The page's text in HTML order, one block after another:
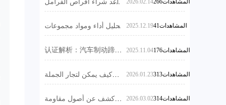
تأكيد الطلب.
سلامة نظام الفرامل
قواعد شراء أقراص الفرامل
للسيارات النقالة عالية
شامل للمواد والتقنيات
والشهادات
2026.02.14 266المشاهدات
تحليل أداء ومواد مجموعات
الفرامل: دليل اختيار مناسب
2025.12.19 41المشاهدات
认证解析：汽车制动蹄片
的VCA COP审核与
2025.11.04 176المشاهدات
كيف يمكن لتجار الجملة
الصغار لقطع غيار السيارات
الفرامل الموثوق بهم؟ | دليل
2026.01.23 313المشاهدات
كشف عن أصول مقاومة
2026.03.02 314المشاهدات